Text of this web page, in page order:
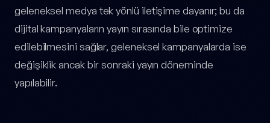
geleneksel medya tek yönlü iletişime dayanır; bu da
dijital kampanyaların yayın sırasında bile optimize
edilebilmesini sağlar, geleneksel kampanyalarda ise
değişiklik ancak bir sonraki yayın döneminde
yapılabilir.